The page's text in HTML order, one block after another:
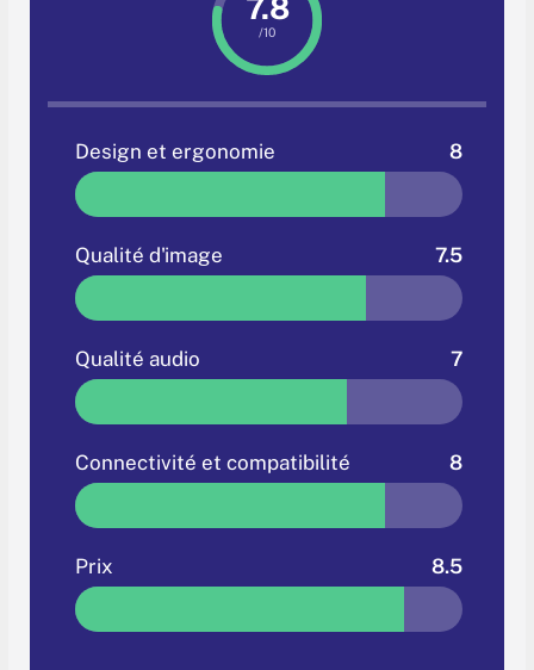
7.8
/10
Design et ergonomie 8
Qualité d'image 7.5
Qualité audio 7
Connectivité et compatibilité 8
Prix 8.5